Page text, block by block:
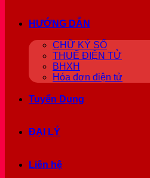
HƯỚNG DẪN
CHỮ KÝ SỐ
THUẾ ĐIỆN TỬ
BHXH
Hóa đơn điện tử
Tuyển Dụng
ĐẠI LÝ
Liên hệ